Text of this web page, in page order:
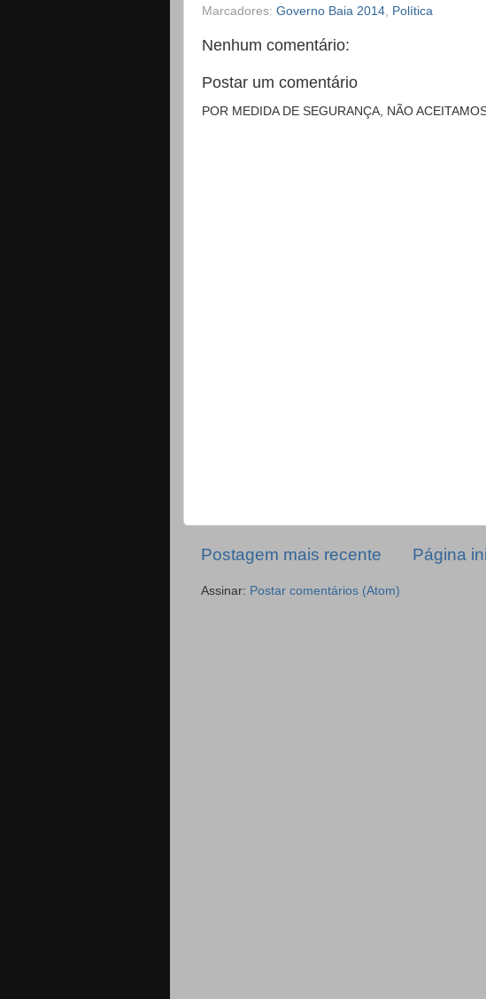
Marcadores: Governo Baia 2014, Política
Nenhum comentário:
Postar um comentário
POR MEDIDA DE SEGURANÇA, NÃO
Postagem mais recente Página
Assinar: Postar comentários (Atom)